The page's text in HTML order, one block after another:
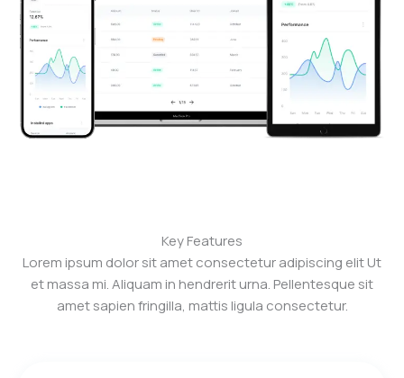
Key Features
Lorem ipsum dolor sit amet consectetur adipiscing elit Ut
et massa mi. Aliquam in hendrerit urna. Pellentesque sit
amet sapien fringilla, mattis ligula consectetur.